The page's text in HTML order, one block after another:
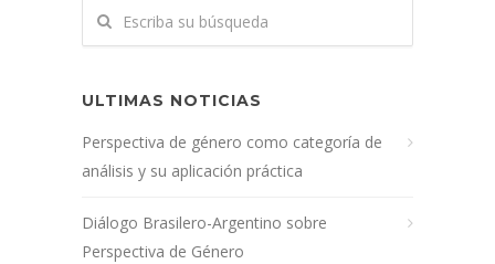
ULTIMAS NOTICIAS
Perspectiva de género como categoría de
análisis y su aplicación práctica
Diálogo Brasilero-Argentino sobre
Perspectiva de Género